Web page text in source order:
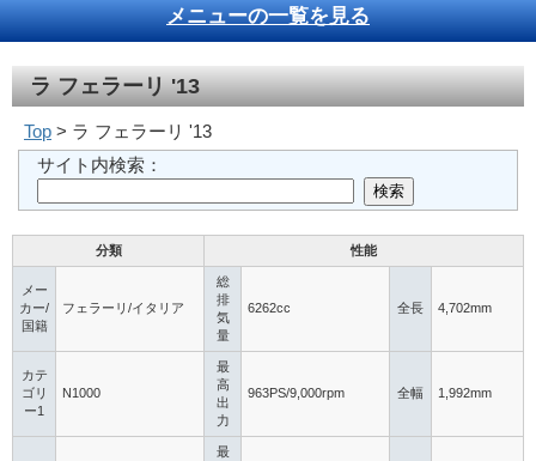
メニューの一覧を見る
ラ フェラーリ '13
Top > ラ フェラーリ '13
サイト内検索：
分類 性能
メー
カー/
国籍
フェラーリ/イタリア
総
排
気
量
6262cc 全長 4,702mm
カテ
ゴリ
ー1
N1000
最
高
出
力
963PS/9,000rpm 全幅 1,992mm
最